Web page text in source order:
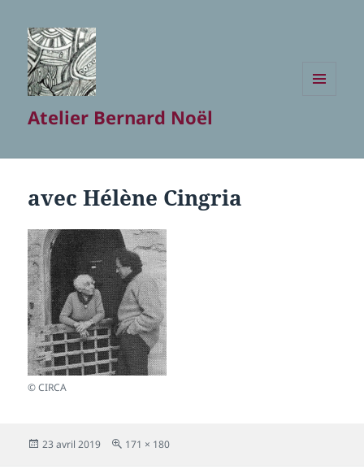
Atelier Bernard Noël
avec Hélène Cingria
© CIRCA
Publié
23 avril 2019
Taille
171 × 180